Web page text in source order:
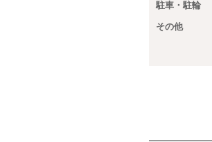
駐車・駐輪
その他